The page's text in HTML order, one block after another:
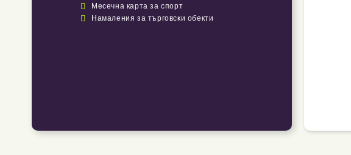
 Месечна карта за спорт
 Намаления за търговски обекти